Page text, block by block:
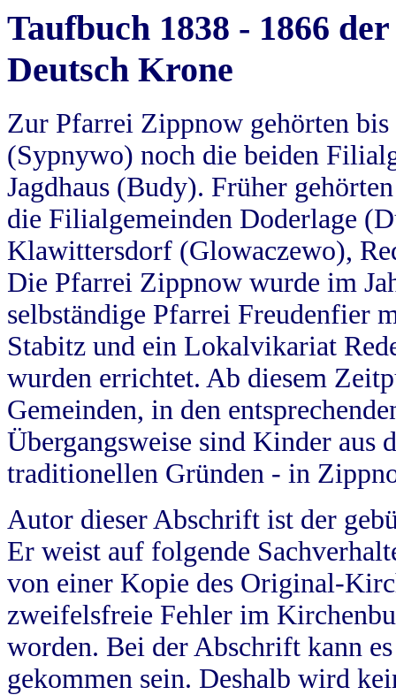
Taufbuch 1838 - 1866
Deutsch Krone
Zur Pfarrei Zippnow gehörten
(Sypnywo) noch die beiden
Jagdhaus (Budy). Früher
die Filialgemeinden Doderlage
Klawittersdorf (Glowaczewo),
Die Pfarrei Zippnow wurde im
selbständige Pfarrei Freudenfier
Stabitz und ein Lokalvikariat
wurden errichtet. Ab diesem
Gemeinden, in den
Übergangsweise sind Kinder aus
traditionellen Gründen - in
Autor dieser Abschrift ist der
Er weist auf folgende
von einer Kopie des Original-
zweifelsfreie Fehler im
worden. Bei der Abschrift kann
gekommen sein. Deshalb wird